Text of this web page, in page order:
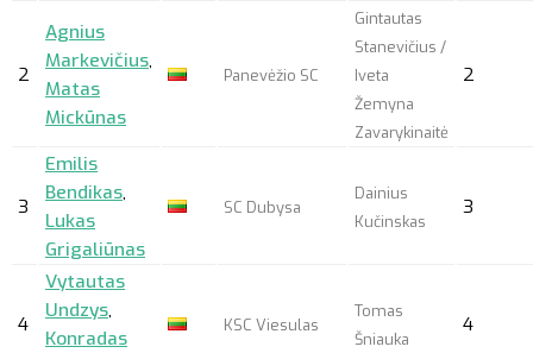
2
Agnius
Markevičius,
Matas
Mickūnas
Panevėžio SC
Gintautas
Stanevičius /
Iveta
Žemyna
Zavarykinaitė
2
3
Emilis
Bendikas,
Lukas
Grigaliūnas
SC Dubysa
Dainius
Kučinskas
3
4
Vytautas
Undzys,
Konradas
KSC Viesulas
Tomas
Šniauka
4